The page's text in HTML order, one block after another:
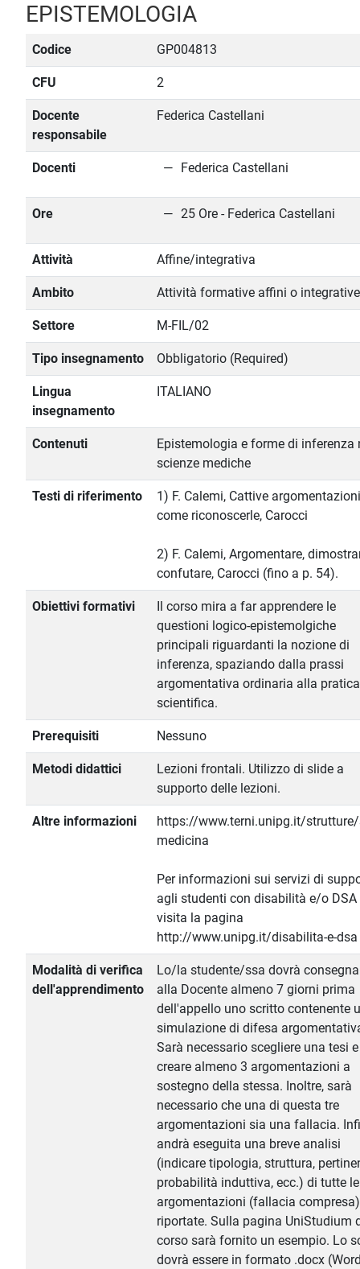
EPISTEMOLOGIA
Codice GP004813
CFU 2
Docente
responsabile
Federica Castellani
Docenti Federica Castellani
Ore 25 Ore - Federica Castellani
Attività Affine/integrativa
Ambito Attività formative affini o integrative
Settore M-FIL/02
Tipo insegnamento Obbligatorio (Required)
Lingua
insegnamento
ITALIANO
Contenuti
Epistemologia e forme di inferenza
scienze mediche
Testi di riferimento
1) F. Calemi, Cattive
come riconoscerle, Carocci
2) F. Calemi, Argomentare,
confutare, Carocci (fino a p. 54).
Obiettivi formativi
Il corso mira a far apprendere le
questioni logico-epistemolgiche
principali riguardanti la nozione di
inferenza, spaziando dalla prassi
argomentativa ordinaria alla pratica
scientifica.
Prerequisiti Nessuno
Metodi didattici
Lezioni frontali. Utilizzo di slide a
supporto delle lezioni.
Altre informazioni
https://www.terni.unipg.it/strutture/
medicina
Per informazioni sui servizi di
agli studenti con disabilità e/o DSA
visita la pagina
http://www.unipg.it/disabilita-e-dsa
Modalità di verifica
dell'apprendimento
Lo/la studente/ssa dovrà
alla Docente almeno 7 giorni prima
dell'appello uno scritto contenente
simulazione di difesa
Sarà necessario scegliere una tesi e
creare almeno 3 argomentazioni a
sostegno della stessa. Inoltre, sarà
necessario che una di questa tre
argomentazioni sia una fallacia.
andrà eseguita una breve analisi
(indicare tipologia, struttura,
probabilità induttiva, ecc.) di tutte le
argomentazioni (fallacia compresa)
riportate. Sulla pagina UniStudium
corso sarà fornito un esempio. Lo
dovrà essere in formato .docx